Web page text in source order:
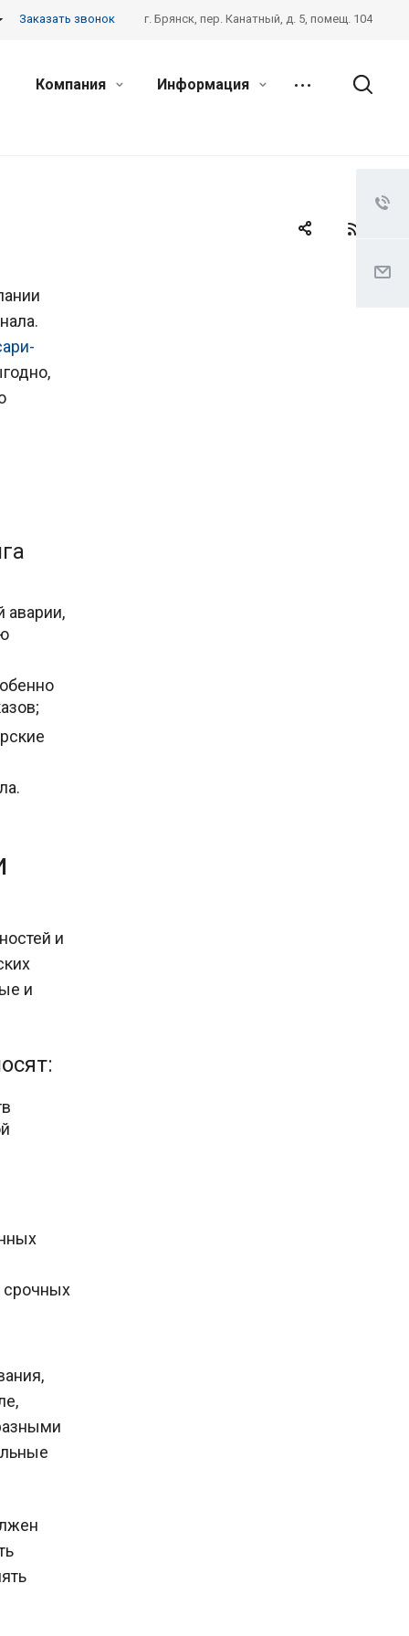
г. Брянск, пер. Канатный, д. 5, помещ. 104
Заказать звонок
Компания Информация
аварии,
и
и
срочных